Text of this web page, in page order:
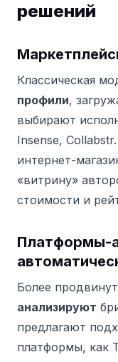
решений
Классическая
профили,
выбирают
Insense,
интернет-
«витрину»
стоимости и
Платформы-
Более
анализируют
предлагают
платформы, как